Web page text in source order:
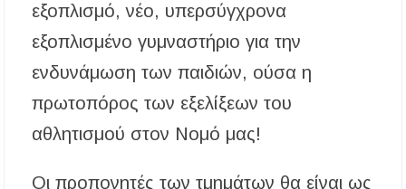
εξοπλισμό, νέο, υπερσύγχρονα
εξοπλισμένο γυμναστήριο για την
ενδυνάμωση των παιδιών, ούσα η
πρωτοπόρος των εξελίξεων του
αθλητισμού στον Νομό μας!
Οι προπονητές των τμημάτων θα είναι ως